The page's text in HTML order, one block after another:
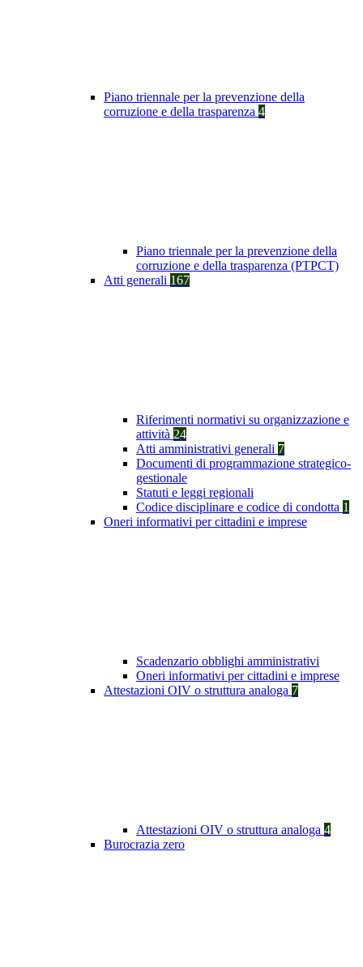
Piano triennale per la prevenzione della
corruzione e della trasparenza 4
Piano triennale per la prevenzione della
corruzione e della trasparenza (PTPCT)
Atti generali 167
Riferimenti normativi su organizzazione e
attività 24
Atti amministrativi generali 7
Documenti di programmazione strategico-
gestionale
Statuti e leggi regionali
Codice disciplinare e codice di condotta 1
Oneri informativi per cittadini e imprese
Scadenzario obblighi amministrativi
Oneri informativi per cittadini e imprese
Attestazioni OIV o struttura analoga 7
Attestazioni OIV o struttura analoga 4
Burocrazia zero